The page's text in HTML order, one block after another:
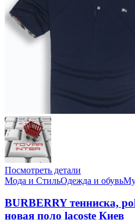
Посмотреть детали
Мода и СтильОдежда и обувь
BURBERRY тенниска,
новая поло lacoste Киев